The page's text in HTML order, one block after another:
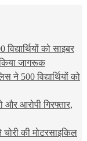
को साइबर
किया जागरूक
ने 500 विद्यार्थियों को
आरोपी गिरफ्तार,
चोरी की मोटरसाइकिल